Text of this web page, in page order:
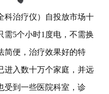
科治疗仪）自投放市场十
需5个小时1度电，不需换
简便，治疗效果好的特
进入数十万个家庭，并远
受到一些医院科室，诊